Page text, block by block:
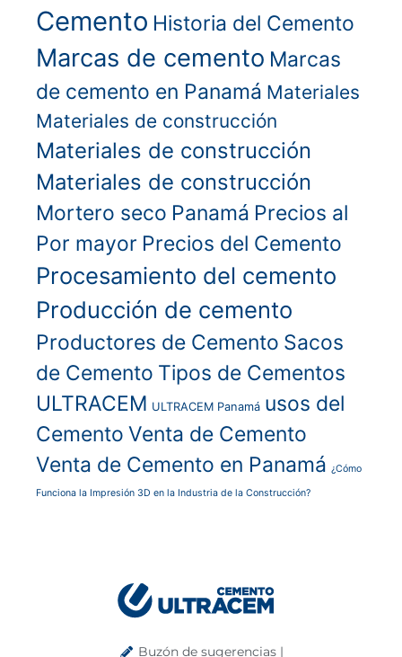
Cemento Historia del Cemento
Marcas de cemento Marcas
de cemento en Panamá Materiales
Materiales de construcción
Materiales de construcción
Materiales de construcción
Mortero seco Panamá Precios al
Por mayor Precios del Cemento
Procesamiento del cemento
Producción de cemento
Productores de Cemento Sacos
de Cemento Tipos de Cementos
ULTRACEM ULTRACEM Panamá usos del
Cemento Venta de Cemento
Venta de Cemento en Panamá ¿Cómo
Funciona la Impresión 3D en la Industria de la Construcción?
Buzón de sugerencias |